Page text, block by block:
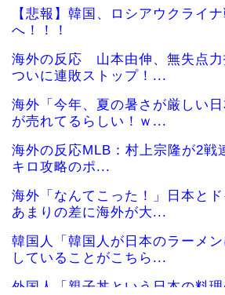
【悲報】韓国、ロシアウクライ
へ！！！
海外の反応 山本由伸、無失点力
ついに連敗ストップ！...
海外「今年、夏の暑さが厳しい
が売れてるらしい！ｗ...
海外の反応MLB：村上宗隆が2戦
キロ攻略のポ...
海外「なんてこった！」日本と
あまりの差に海外が大...
韓国人「韓国人が日本のラーメ
していることがこちら...
外国人「親子丼という日本の料